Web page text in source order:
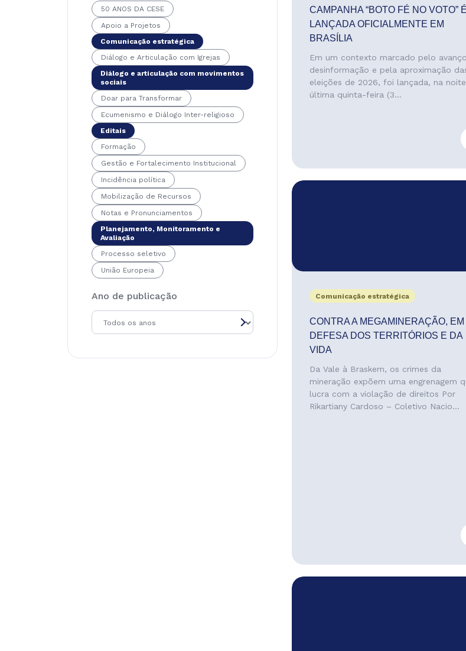
50 ANOS DA CESE
Apoio a Projetos
Comunicação estratégica
Diálogo e Articulação com Igrejas
Diálogo e articulação com movimentos
sociais
Doar para Transformar
Ecumenismo e Diálogo Inter-religioso
Editais
Formação
Gestão e Fortalecimento Institucional
Incidência política
Mobilização de Recursos
Notas e Pronunciamentos
Planejamento, Monitoramento e
Avaliação
Processo seletivo
União Europeia
Ano de publicação
CAMPANHA “BOTO FÉ NO VOTO” É
LANÇADA OFICIALMENTE EM
BRASÍLIA
Em um contexto marcado pelo
desinformação e pela aproximação
eleições de 2026, foi lançada, na
última quinta-feira (3...
Comunicação estratégica
CONTRA A MEGAMINERAÇÃO, EM
DEFESA DOS TERRITÓRIOS E DA
VIDA
Da Vale à Braskem, os crimes da
mineração expõem uma engrenagem
lucra com a violação de direitos Por
Rikartiany Cardoso – Coletivo Nacio...